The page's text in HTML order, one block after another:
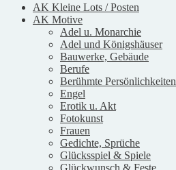
AK Kleine Lots / Posten
AK Motive
Adel u. Monarchie
Adel und Königshäuser
Bauwerke, Gebäude
Berufe
Berühmte Persönlichkeiten
Engel
Erotik u. Akt
Fotokunst
Frauen
Gedichte, Sprüche
Glücksspiel & Spiele
Glückwunsch & Feste